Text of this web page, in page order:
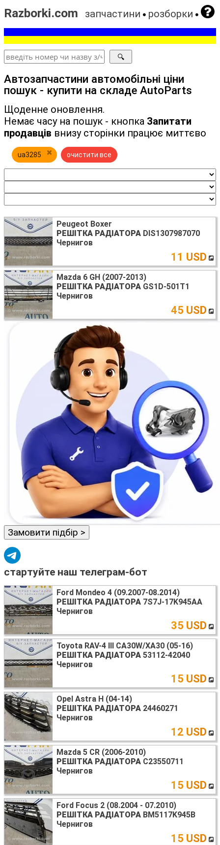
Razborki.com запчастини розборки
Автозапчастини автомобільні ціни
пошук - купити на складе AutoParts
Щоденне оновлення.
Немає часу на пошук - кнопка Запитати
продавців внизу сторінки працює миттєво
ua3285 очистити все
Peugeot Boxer
РЕШІТКА РАДІАТОРА DIS1307987070
Чернигов
11 USD
Mazda 6 GH (2007-2013)
РЕШІТКА РАДІАТОРА GS1D-501T1
Чернигов
45 USD
Замовити підбір >
стартуйте наш телеграм-бот
Ford Mondeo 4 (09.2007-08.2014)
РЕШІТКА РАДІАТОРА 7S7J-17K945AA
Чернигов
35 USD
Toyota RAV-4 III CA30W/XA30 (05-16)
РЕШІТКА РАДІАТОРА 53112-42040
Чернигов
15 USD
Opel Astra H (04-14)
РЕШІТКА РАДІАТОРА 24460271
Чернигов
12 USD
Mazda 5 CR (2006-2010)
РЕШІТКА РАДІАТОРА C23550711
Чернигов
15 USD
Ford Focus 2 (08.2004 - 07.2010)
РЕШІТКА РАДІАТОРА BM5117K945B
Чернигов
15 USD